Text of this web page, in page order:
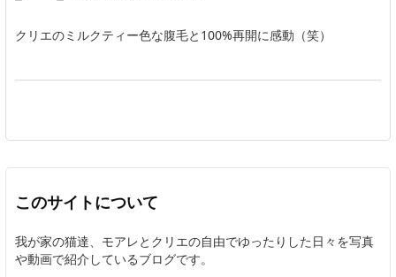
クリエのミルクティー色な腹毛と100%再開に感動（笑）
このサイトについて
我が家の猫達、モアレとクリエの自由でゆったりした日々を写真
や動画で紹介しているブログです。